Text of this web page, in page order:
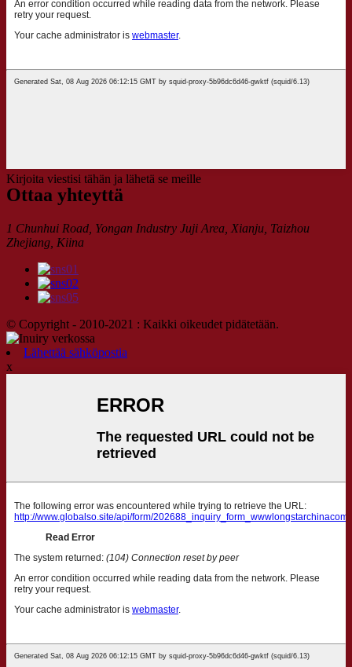
Kirjoita viestisi tähän ja lähetä se meille
Ottaa yhteyttä
1 Chunhui Road, Yongan Industry Juji Area, Xianju, Taizhou
Zhejiang, Kiina
© Copyright - 2010-2021 : Kaikki oikeudet pidätetään.
Lähettää sähköpostia
x